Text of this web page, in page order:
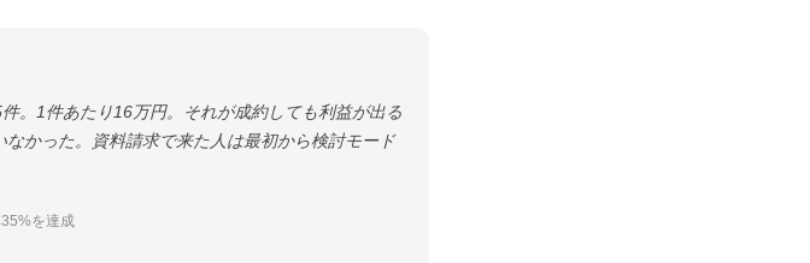
。1件あたり16万円。それが成約しても利益が出る
かった。資料請求で来た人は最初から検討モード
を達成